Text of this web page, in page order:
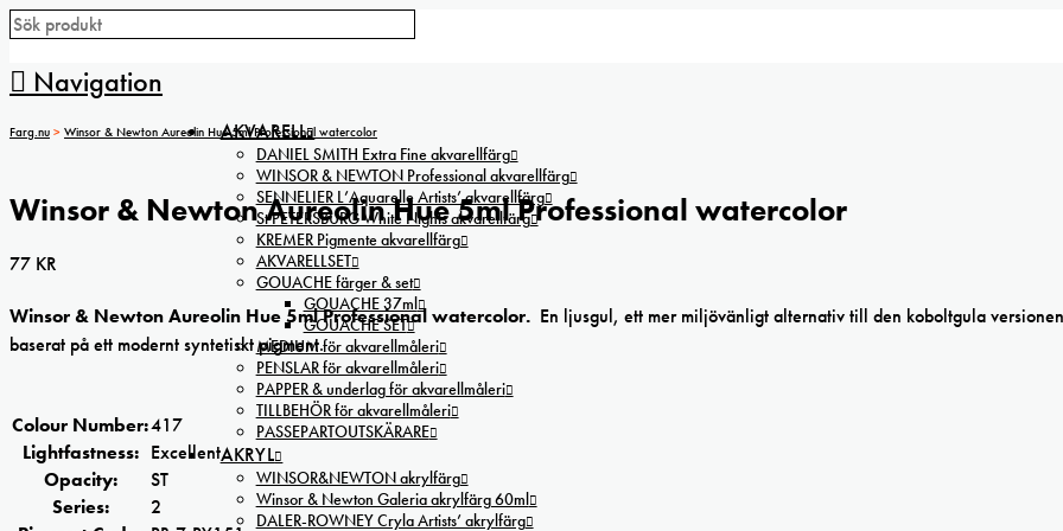
Navigation
AKVARELL
DANIEL SMITH Extra Fine akvarellfärg
WINSOR & NEWTON Professional akvarellfärg
SENNELIER L’Aquarelle Artists’ akvarellfärg
St PETERSBURG White Nights akvarellfärg
KREMER Pigmente akvarellfärg
AKVARELLSET
GOUACHE färger & set
GOUACHE 37ml
GOUACHE SET
MEDIUM för akvarellmåleri
PENSLAR för akvarellmåleri
PAPPER & underlag för akvarellmåleri
TILLBEHÖR för akvarellmåleri
PASSEPARTOUTSKÄRARE
AKRYL
WINSOR&NEWTON akrylfärg
Winsor & Newton Galeria akrylfärg 60ml
DALER-ROWNEY Cryla Artists’ akrylfärg
Farg.nu > Winsor & Newton Aureolin Hue 5ml Professional watercolor
Winsor & Newton Aureolin Hue 5ml Professional watercolor
77 KR
Winsor & Newton Aureolin Hue 5ml Professional watercolor. En ljusgul, ett mer miljövänligt alternativ till den koboltgula
baserat på ett modernt syntetiskt pigment.
Colour Number:417
Lightfastness: Excellent
Opacity:
ST
Series:
2